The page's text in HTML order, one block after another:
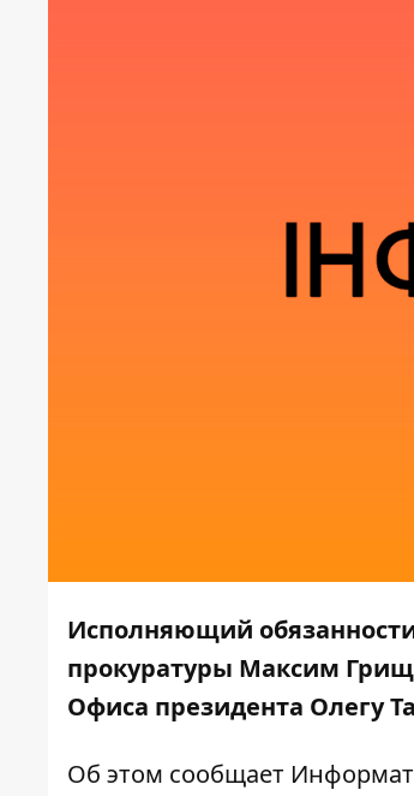
Исполняющий
прокуратуры Максим
Офиса президента Олегу
Об этом сообщает